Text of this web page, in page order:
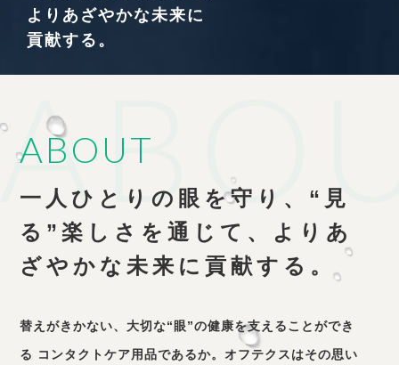
よりあざやかな未来に
貢献する。
ABOUT
一人ひとりの眼を守り、 “見
る”楽しさを通じて、 よりあ
ざやかな未来に貢献する。
替えがきかない、大切な“眼”の健康を支えることができ
る コンタクトケア用品であるか。オフテクスはその思い